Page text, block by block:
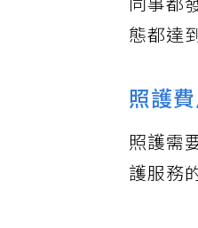
同事都
態都達
照護
照護需
護服務